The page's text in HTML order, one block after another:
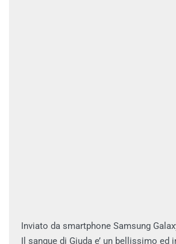
Inviato da smartphone Samsung
Il sangue di Giuda e’ un bellissimo ed